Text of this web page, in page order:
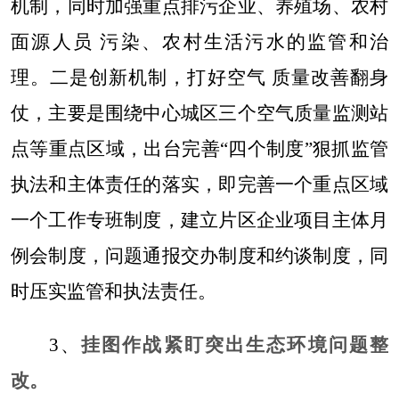
机制，同时加强重点排污企业、养殖场、农村
面源人员 污染、农村生活污水的监管和治
理。二是创新机制，打好空气 质量改善翻身
仗，主要是围绕中心城区三个空气质量监测站
点等重点区域，出台完善“四个制度”狠抓监管
执法和主体责任的落实，即完善一个重点区域
一个工作专班制度，建立片区企业项目主体月
例会制度，问题通报交办制度和约谈制度，同
时压实监管和执法责任。
3 、 挂图作战紧盯突出生态环境问题整
改。